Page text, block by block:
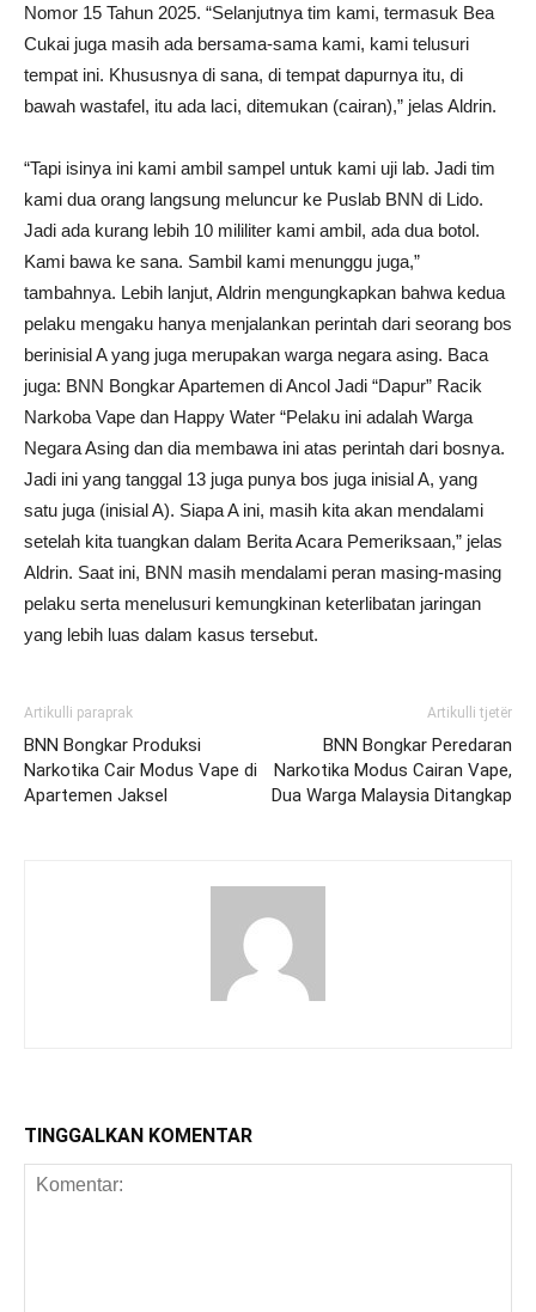
Nomor 15 Tahun 2025. “Selanjutnya tim kami, termasuk Bea
Cukai juga masih ada bersama-sama kami, kami telusuri
tempat ini. Khususnya di sana, di tempat dapurnya itu, di
bawah wastafel, itu ada laci, ditemukan (cairan),” jelas Aldrin.
“Tapi isinya ini kami ambil sampel untuk kami uji lab. Jadi tim
kami dua orang langsung meluncur ke Puslab BNN di Lido.
Jadi ada kurang lebih 10 mililiter kami ambil, ada dua botol.
Kami bawa ke sana. Sambil kami menunggu juga,”
tambahnya. Lebih lanjut, Aldrin mengungkapkan bahwa kedua
pelaku mengaku hanya menjalankan perintah dari seorang bos
berinisial A yang juga merupakan warga negara asing. Baca
juga: BNN Bongkar Apartemen di Ancol Jadi “Dapur” Racik
Narkoba Vape dan Happy Water “Pelaku ini adalah Warga
Negara Asing dan dia membawa ini atas perintah dari bosnya.
Jadi ini yang tanggal 13 juga punya bos juga inisial A, yang
satu juga (inisial A). Siapa A ini, masih kita akan mendalami
setelah kita tuangkan dalam Berita Acara Pemeriksaan,” jelas
Aldrin. Saat ini, BNN masih mendalami peran masing-masing
pelaku serta menelusuri kemungkinan keterlibatan jaringan
yang lebih luas dalam kasus tersebut.
Artikulli paraprak
BNN Bongkar Produksi
Narkotika Cair Modus Vape di
Apartemen Jaksel
Artikulli tjetër
BNN Bongkar Peredaran
Narkotika Modus Cairan Vape,
Dua Warga Malaysia Ditangkap
TINGGALKAN KOMENTAR